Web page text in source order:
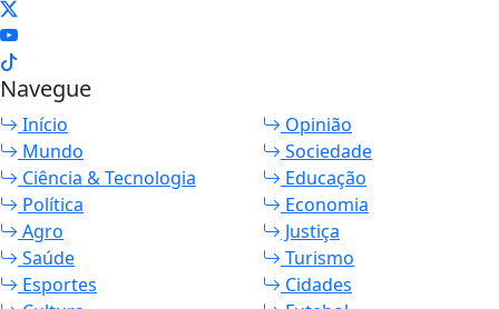
Navegue
Início
Opinião
Mundo
Sociedade
Ciência & Tecnologia
Educação
Política
Economia
Agro
Justiça
Saúde
Turismo
Esportes
Cidades